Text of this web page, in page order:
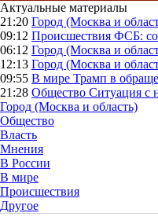
Актуальные материалы
21:20 Город (Москва и
09:12 Происшествия ФСБ:
06:12 Город (Москва и
12:13 Город (Москва и
09:55 В мире Трамп в
21:28 Общество Ситуация с
Город (Москва и область)
Общество
Власть
Мнения
В России
В мире
Происшествия
Другое